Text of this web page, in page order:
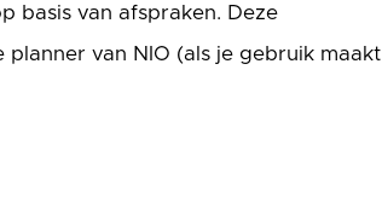
basis van afspraken. Deze
van NIO (als je gebruik maakt